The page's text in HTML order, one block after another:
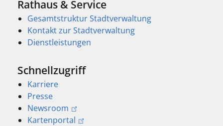
Rathaus & Service
Gesamtstruktur Stadtverwaltung
Kontakt zur Stadtverwaltung
Dienstleistungen
Schnellzugriff
Karriere
Presse
Newsroom
Kartenportal